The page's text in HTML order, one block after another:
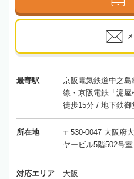
最寄駅
京阪電気鉄道中之
線・京阪電鉄「淀屋
徒歩15分 / 地下鉄御
所在地
〒530-0047 大阪府
ヤービル5階502号室
対応エリア 大阪